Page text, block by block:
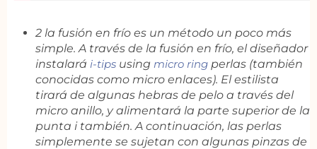
2 la fusión en frío es un método un poco más
simple. A través de la fusión en frío, el diseñador
instalará i-tipsusing micro ringperlas (también
conocidas como micro enlaces). El estilista
tirará de algunas hebras de pelo a través del
micro anillo, y alimentará la parte superior de la
punta i también. A continuación, las perlas
simplemente se sujetan con algunas pinzas de